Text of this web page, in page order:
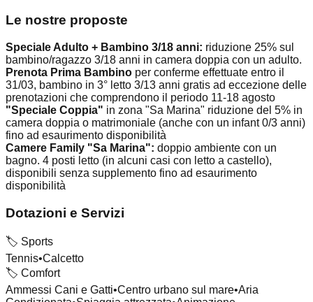
Le nostre proposte
Speciale Adulto + Bambino 3/18 anni: riduzione 25% sul
bambino/ragazzo 3/18 anni in camera doppia con un adulto.
Prenota Prima Bambino per conferme effettuate entro il
31/03, bambino in 3° letto 3/13 anni gratis ad eccezione delle
prenotazioni che comprendono il periodo 11-18 agosto
"Speciale Coppia" in zona "Sa Marina" riduzione del 5% in
camera doppia o matrimoniale (anche con un infant 0/3 anni)
fino ad esaurimento disponibilità
Camere Family "Sa Marina": doppio ambiente con un
bagno. 4 posti letto (in alcuni casi con letto a castello),
disponibili senza supplemento fino ad esaurimento
disponibilità
Dotazioni e Servizi
🏷️ Sports
Tennis•Calcetto
🏷️ Comfort
Ammessi Cani e Gatti•Centro urbano sul mare•Aria